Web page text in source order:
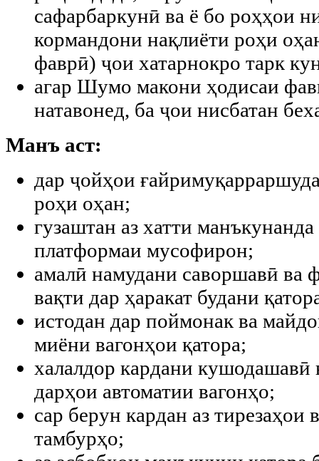
сафарбаркунӣ ва ё бо роҳҳои
кормандони нақлиёти роҳи
фаврӣ) ҷои хатарнокро тарк
агар Шумо макони ҳодисаи
натавонед, ба ҷои нисбатан
Манъ аст:
дар ҷойҳои
роҳи оҳан;
гузаштан аз хатти
платформаи мусофирон;
амалӣ намудани саворшавӣ ва
вақти дар ҳаракат будани
истодан дар поймонак ва
миёни вагонҳои қатора;
халалдор кардани
дарҳои автоматии вагонҳо;
сар берун кардан аз тирезаҳои
тамбурҳо;